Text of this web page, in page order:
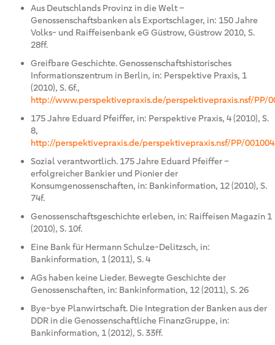
Aus Deutschlands Provinz in die Welt –
Genossenschaftsbanken als Exportschlager, in: 150 Jahre
Volks- und Raiffeisenbank eG Güstrow, Güstrow 2010, S.
28ff.
Greifbare Geschichte. Genossenschaftshistorisches
Informationszentrum in Berlin, in: Perspektive Praxis, 1
(2010), S. 6f.,
http://www.perspektivepraxis.de/perspektivepraxis.nsf/PP/
175 Jahre Eduard Pfeiffer, in: Perspektive Praxis, 4 (2010), S.
8,
http://perspektivepraxis.de/perspektivepraxis.nsf/PP/
Sozial verantwortlich. 175 Jahre Eduard Pfeiffer –
erfolgreicher Bankier und Pionier der
Konsumgenossenschaften, in: Bankinformation, 12 (2010), S.
74f.
Genossenschaftsgeschichte erleben, in: Raiffeisen Magazin 1
(2010), S. 10f.
Eine Bank für Hermann Schulze-Delitzsch, in:
Bankinformation, 1 (2011), S. 4
AGs haben keine Lieder. Bewegte Geschichte der
Genossenschaften, in: Bankinformation, 12 (2011), S. 26
Bye-bye Planwirtschaft. Die Integration der Banken aus der
DDR in die Genossenschaftliche FinanzGruppe, in:
Bankinformation, 1 (2012), S. 33ff.